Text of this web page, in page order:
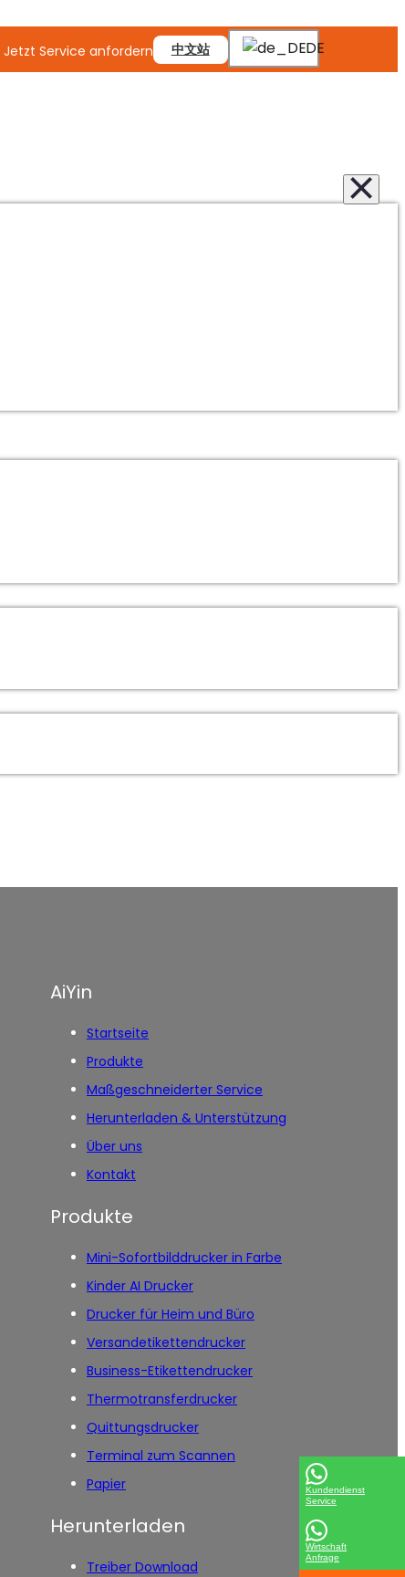
Jetzt Service anfordern
中文站 DE
AiYin
Startseite
Produkte
Maßgeschneiderter Service
Herunterladen & Unterstützung
Über uns
Kontakt
Produkte
Mini-Sofortbilddrucker in Farbe
Kinder AI Drucker
Drucker für Heim und Büro
Versandetikettendrucker
Business-Etikettendrucker
Thermotransferdrucker
Quittungsdrucker
Terminal zum Scannen
Papier
Herunterladen
Treiber Download
Kundendienst
Service
Wirtschaft
Anfrage